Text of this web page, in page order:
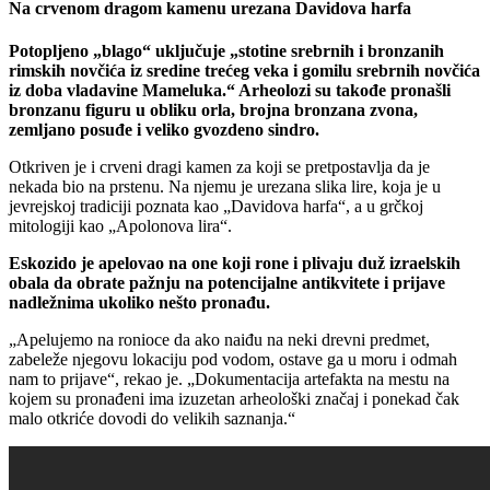
Na crvenom dragom kamenu urezana Davidova harfa
Potopljeno „blago“ uključuje „stotine srebrnih i bronzanih
rimskih novčića iz sredine trećeg veka i gomilu srebrnih novčića
iz doba vladavine Mameluka.“ Arheolozi su takođe pronašli
bronzanu figuru u obliku orla, brojna bronzana zvona,
zemljano posuđe i veliko gvozdeno sindro.
Otkriven je i crveni dragi kamen za koji se pretpostavlja da je
nekada bio na prstenu. Na njemu je urezana slika lire, koja je u
jevrejskoj tradiciji poznata kao „Davidova harfa“, a u grčkoj
mitologiji kao „Apolonova lira“.
Eskozido je apelovao na one koji rone i plivaju duž izraelskih
obala da obrate pažnju na potencijalne antikvitete i prijave
nadležnima ukoliko nešto pronađu.
„Apelujemo na ronioce da ako naiđu na neki drevni predmet,
zabeleže njegovu lokaciju pod vodom, ostave ga u moru i odmah
nam to prijave“, rekao je. „Dokumentacija artefakta na mestu na
kojem su pronađeni ima izuzetan arheološki značaj i ponekad čak
malo otkriće dovodi do velikih saznanja.“